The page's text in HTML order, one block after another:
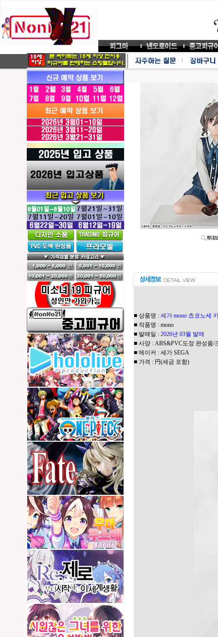
■ 상품명 :세가 mono 쵸코노세
■ 작품명 : mono
■ 발매일 : 2026년 03월 발매
■ 사양 : ABS&PVC도장 완성품/
■ 메이커 : 세가 SEGA
■ 가격 : 円(세금 포함)